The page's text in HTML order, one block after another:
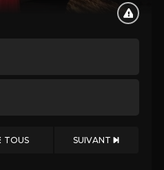
TOUS SUIVANT